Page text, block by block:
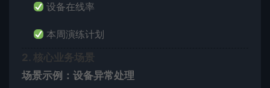
设备在线率
本周演练计划
​2. 核心业务场景​
​场景示例：设备异常处理​